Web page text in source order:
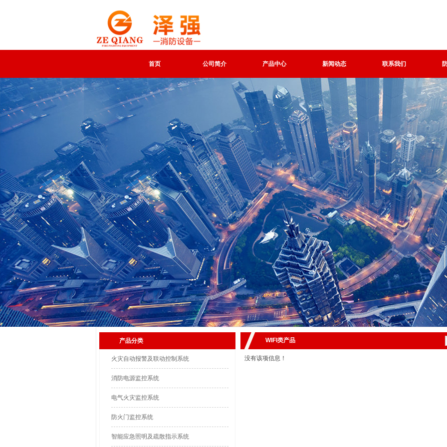
首页 公司简介 产品中心 新闻动态 联系我们
产品分类
火灾自动报警及联动控制系统
消防电源监控系统
电气火灾监控系统
防火门监控系统
智能应急照明及疏散指示系统
WIFI类产品
没有该项信息！